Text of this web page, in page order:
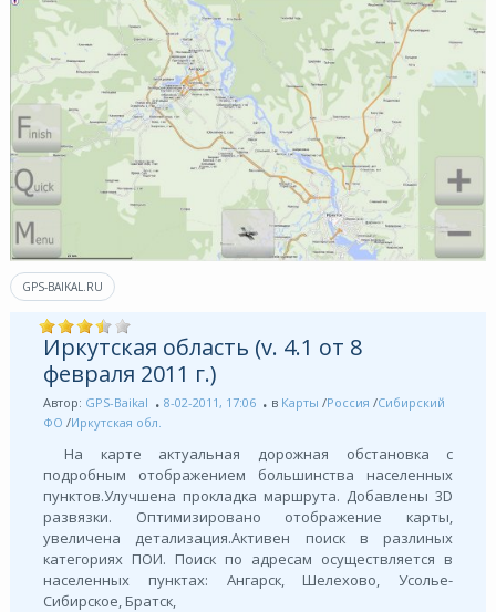
GPS-BAIKAL.RU
Иркутская область (v. 4.1 от 8
февраля 2011 г.)
Автор: GPS-Baikal 8-02-2011, 17:06 в Карты /Россия /Сибирский
ФО /Иркутская обл.
На карте актуальная дорожная обстановка с
подробным отображением большинства населенных
пунктов.Улучшена прокладка маршрута. Добавлены 3D
развязки. Оптимизировано отображение карты,
увеличена детализация.Активен поиск в разлиных
категориях ПОИ. Поиск по адресам осуществляется в
населенных пунктах: Ангарск, Шелехово, Усолье-
Сибирское, Братск,